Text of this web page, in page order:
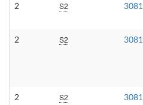
2 S2
2 S2
2 S2